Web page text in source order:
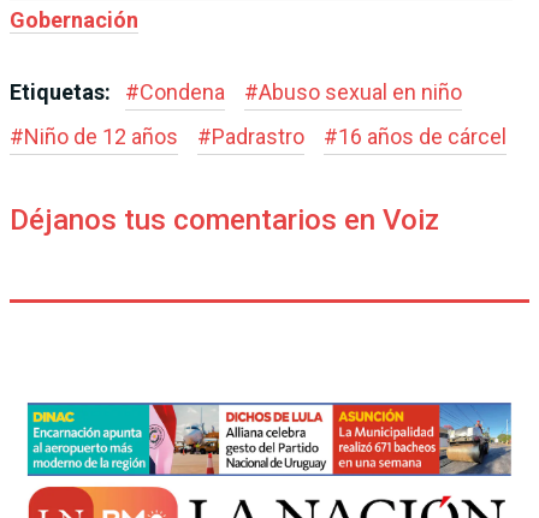
Gobernación
Etiquetas: #Condena #Abuso sexual en niño
#Niño de 12 años #Padrastro #16 años de cárcel
Déjanos tus comentarios en Voiz